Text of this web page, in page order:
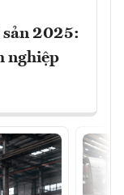
sản 2025:
nghiệp